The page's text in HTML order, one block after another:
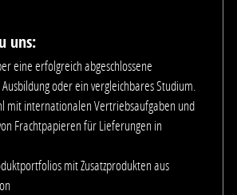
uns:
eine erfolgreich abgeschlossene
oder ein vergleichbares Studium.
mit internationalen Vertriebsaufgaben und
Frachtpapieren für Lieferungen in
mit Zusatzprodukten aus